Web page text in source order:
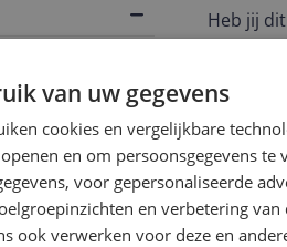
Heb jij
met het
een
andere
€250,-!
Cijfer
Welk
van uw gegevens
cookies en vergelijkbare
en om persoonsgegevens te
voor gepersonaliseerde
en verbetering van
ook verwerken voor deze en